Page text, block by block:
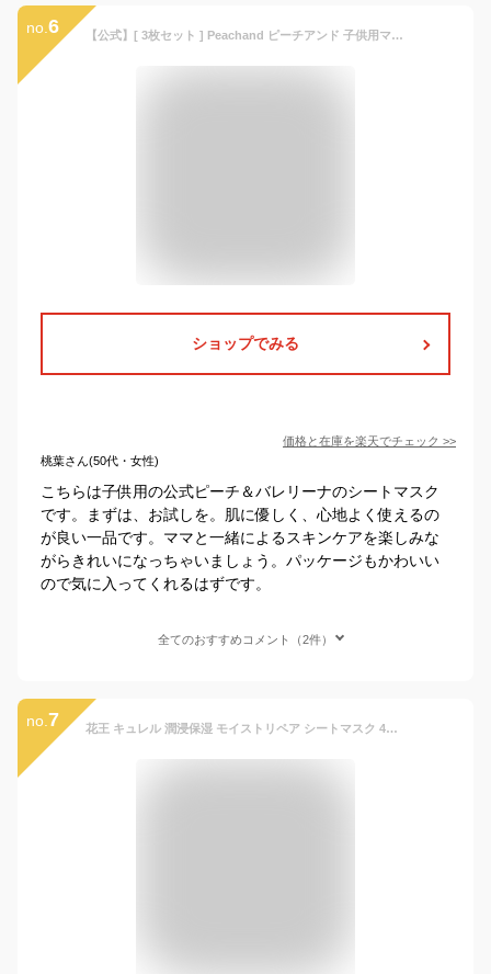
no. 6 【公式】[ 3枚セット ] Peachand ピーチアンド 子供用マスクシート キッズ専用 ミニサイズ 安全成分 ツボクサ セラミド配合 お肌に優しい お母さんとバスタイム プリンセスマスクパック 敏感肌 低刺激 女の子 幼稚園児
ショップでみる
価格と在庫を楽天でチェック >>
桃葉さん(50代・女性)
こちらは子供用の公式ピーチ＆バレリーナのシートマスク
です。まずは、お試しを。肌に優しく、心地よく使えるの
が良い一品です。ママと一緒によるスキンケアを楽しみな
がらきれいになっちゃいましょう。パッケージもかわいい
ので気に入ってくれるはずです。
全てのおすすめコメント（2件）
no. 7 花王 キュレル 潤浸保湿 モイストリペア シートマスク 4枚入